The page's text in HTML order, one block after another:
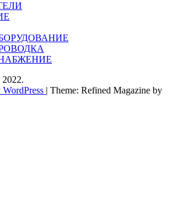
| Theme: Refined Magazine by